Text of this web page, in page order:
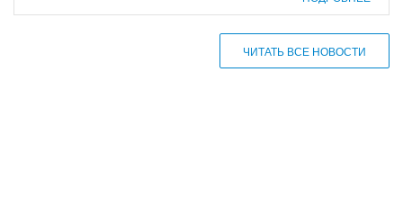
ЧИТАТЬ ВСЕ НОВОСТИ